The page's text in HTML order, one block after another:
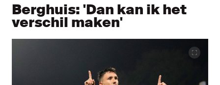
Berghuis: 'Dan kan ik het
verschil maken'